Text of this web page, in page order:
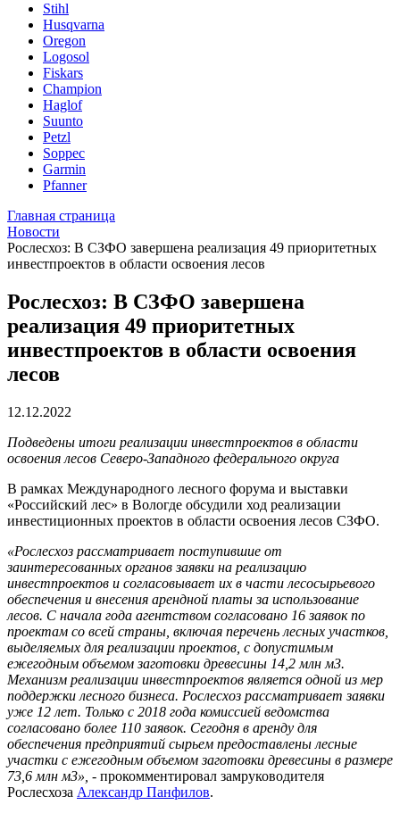
Stihl
Husqvarna
Oregon
Logosol
Fiskars
Champion
Haglof
Suunto
Petzl
Soppec
Garmin
Pfanner
Главная страница
Новости
Рослесхоз: В СЗФО завершена реализация 49 приоритетных
инвестпроектов в области освоения лесов
Рослесхоз: В СЗФО завершена
реализация 49 приоритетных
инвестпроектов в области освоения
лесов
12.12.2022
Подведены итоги реализации инвестпроектов в области
освоения лесов Северо-Западного федерального округа
В рамках Международного лесного форума и выставки
«Российский лес» в Вологде обсудили ход реализации
инвестиционных проектов в области освоения лесов СЗФО.
«Рослесхоз рассматривает поступившие от
заинтересованных органов заявки на реализацию
инвестпроектов и согласовывает их в части лесосырьевого
обеспечения и внесения арендной платы за использование
лесов. С начала года агентством согласовано 16 заявок по
проектам со всей страны, включая перечень лесных участков,
выделяемых для реализации проектов, с допустимым
ежегодным объемом заготовки древесины 14,2 млн м3.
Механизм реализации инвестпроектов является одной из мер
поддержки лесного бизнеса. Рослесхоз рассматривает заявки
уже 12 лет. Только с 2018 года комиссией ведомства
согласовано более 110 заявок. Сегодня в аренду для
обеспечения предприятий сырьем предоставлены лесные
участки с ежегодным объемом заготовки древесины в размере
73,6 млн м3», - прокомментировал замруководителя
Рослесхоза Александр Панфилов.